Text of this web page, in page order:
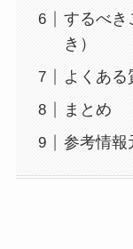
するべき
き）
よくある
まとめ
参考情報